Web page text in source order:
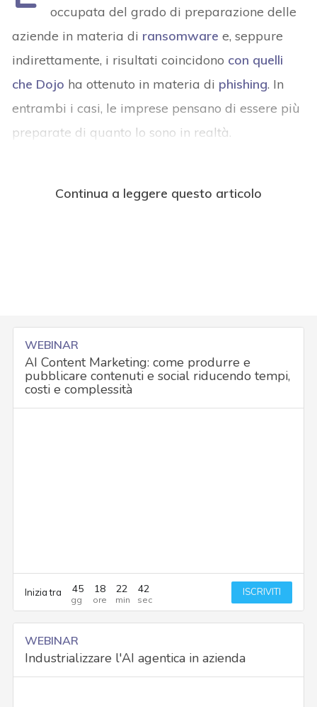
occupata del grado di preparazione delle
aziende in materia di ransomware e, seppure
indirettamente, i risultati coincidono con quelli
che Dojo ha ottenuto in materia di phishing. In
entrambi i casi, le imprese pensano di essere più
preparate di quanto lo sono in realtà.
Continua a leggere questo articolo
WEBINAR
AI Content Marketing: come produrre e
pubblicare contenuti e social riducendo tempi,
costi e complessità
Inizia tra 45 18 22 41 ISCRIVITI
WEBINAR
Industrializzare l'AI agentica in azienda